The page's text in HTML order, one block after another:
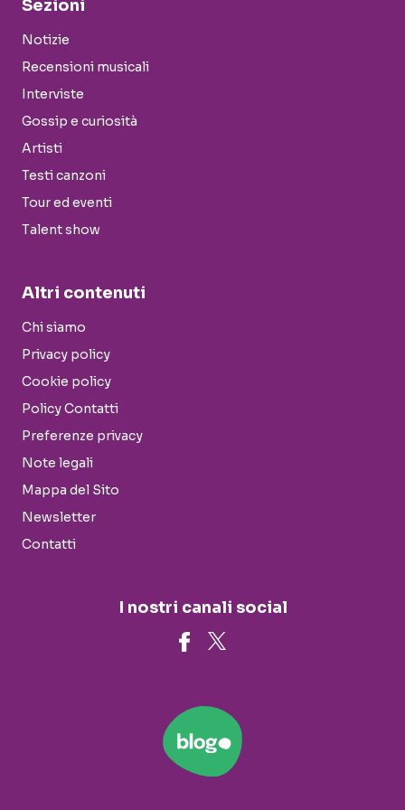
Sezioni
Notizie
Recensioni musicali
Interviste
Gossip e curiosità
Artisti
Testi canzoni
Tour ed eventi
Talent show
Altri contenuti
Chi siamo
Privacy policy
Cookie policy
Policy Contatti
Preferenze privacy
Note legali
Mappa del Sito
Newsletter
Contatti
I nostri canali social